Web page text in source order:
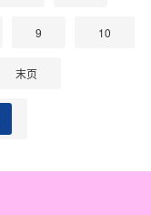
9 10
末页